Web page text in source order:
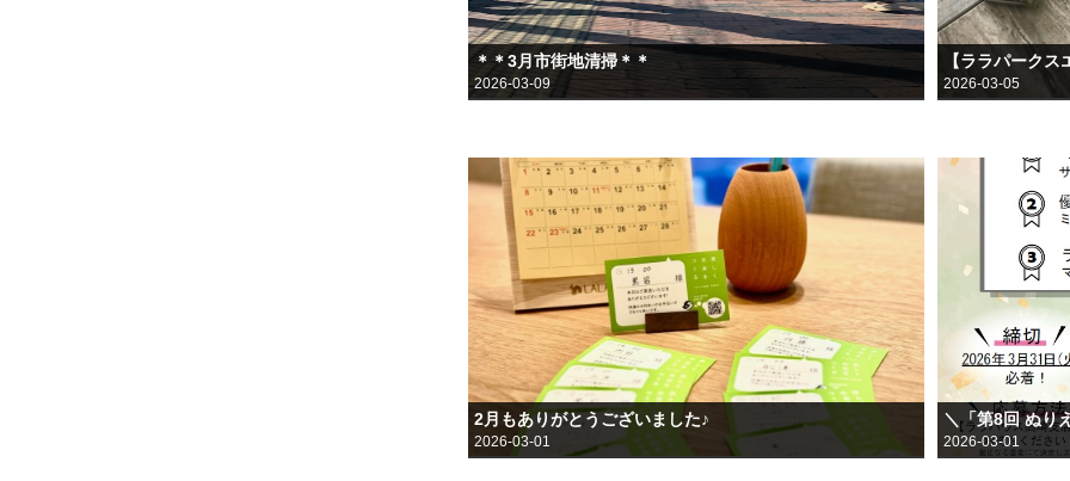
＊＊3月市街地清掃＊＊
2026-03-09 2026-03-05
2月もありがとうございました♪
2026-03-01
＼「第8回 ぬり
2026-03-01